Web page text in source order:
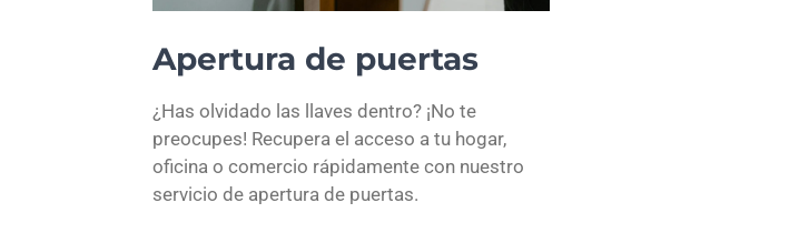
Apertura de puertas
¿Has olvidado las llaves dentro? ¡No te
preocupes! Recupera el acceso a tu hogar,
oficina o comercio rápidamente con nuestro
servicio de apertura de puertas.